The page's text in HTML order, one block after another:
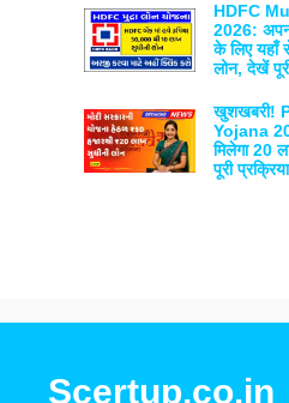
HDFC
2026:
के लिए यहाँ
लोन, देखें
खुशखबरी!
Yojana
मिलेगा 20
पूरी प्रक्रिया
Scertup.co.in